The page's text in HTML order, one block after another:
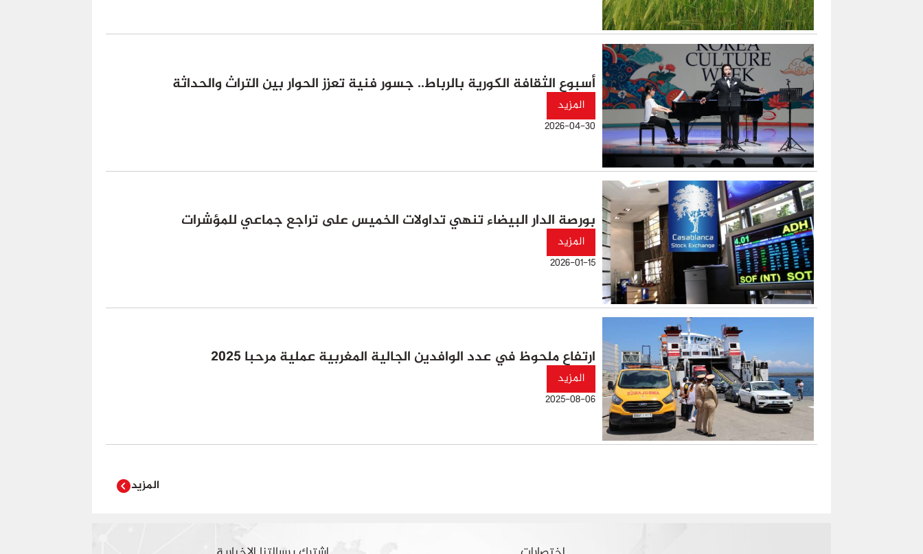
أسبوع الثقافة الكورية بالرباط.. جسور فنية تعزز الحوار بين التراث والحداثة
المزيد
2026-04-30
بورصة الدار البيضاء تنهي تداولات الخميس على تراجع جماعي للمؤشرات
المزيد
2026-01-15
ارتفاع ملحوظ في عدد الوافدين الجالية المغربية عملية مرحبا 2025
المزيد
2025-08-06
المزيد